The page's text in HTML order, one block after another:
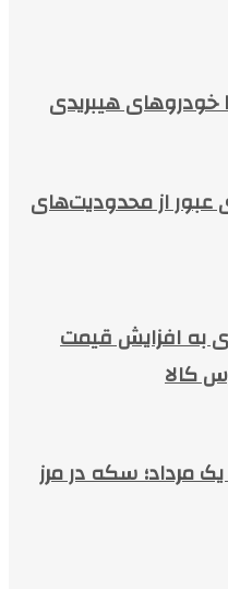
هیبریدی
عبور از محدودیت‌های
به افزایش قیمت
کالا
مرداد؛ سکه در مرز